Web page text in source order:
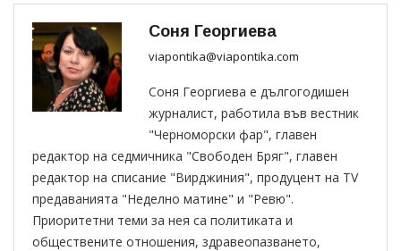
Соня Георгиева
viapontika@viapontika.com
Соня Георгиева е дългогодишен
журналист, работила във вестник
"Черноморски фар", главен
редактор на седмичника "Свободен Бряг", главен
редактор на списание "Вирджиния", продуцент на TV
предаванията "Неделно матине" и "Ревю".
Приоритетни теми за нея са политиката и
обществените отношения, здравеопазването,